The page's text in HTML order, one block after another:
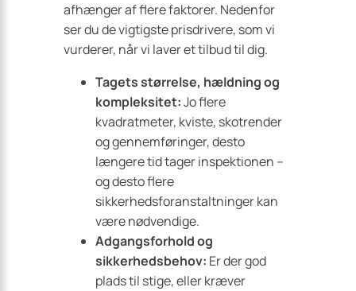
afhænger af flere faktorer. Nedenfor
ser du de vigtigste prisdrivere, som vi
vurderer, når vi laver et tilbud til dig.
Tagets størrelse, hældning og
kompleksitet:Jo flere
kvadratmeter, kviste, skotrender
og gennemføringer, desto
længere tid tager inspektionen –
og desto flere
sikkerhedsforanstaltninger kan
være nødvendige.
Adgangsforhold og
sikkerhedsbehov: Er der god
plads til stige, eller kræver